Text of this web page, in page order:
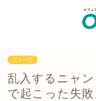
ニュース
乱入するニャ
で起こった失